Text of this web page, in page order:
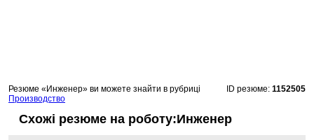
Резюме «Инженер» ви можете знайти в рубриці
Производство
ID резюме: 1152505
Схожі резюме на роботу:Инженер